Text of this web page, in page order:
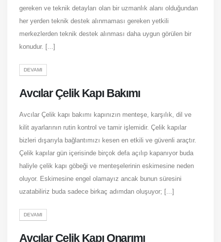
gereken ve teknik detayları olan bir uzmanlık alanı olduğundan
her yerden teknik destek alınmaması gereken yetkili
merkezlerden teknik destek alınması daha uygun görülen bir
konudur. [...]
DEVAMI
Avcılar Çelik Kapı Bakımı
Avcılar Çelik kapı bakımı kapınızın menteşe, karşılık, dil ve
kilit ayarlarının rutin kontrol ve tamir işlemidir. Çelik kapılar
bizleri dışarıyla bağlantımızı kesen en etkili ve güvenli araçtır.
Çelik kapılar gün içerisinde birçok defa açılıp kapanıyor buda
haliyle çelik kapı göbeği ve menteşelerinin eskimesine neden
oluyor. Eskimesine engel olamayız ancak bunun süresini
uzatabiliriz buda sadece birkaç adımdan oluşuyor; [...]
DEVAMI
Avcılar Çelik Kapı Onarımı